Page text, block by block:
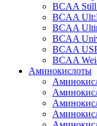
BCAA Still
BCAA
BCAA
BCAA
BCAA
BCAA
Аминокислоты